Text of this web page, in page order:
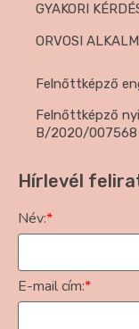
GYAKORI
ORVOSI
Felnőttképző
Felnőttképző
B/2020/007568
Hírlevél
Név:*
E-mail cím:*